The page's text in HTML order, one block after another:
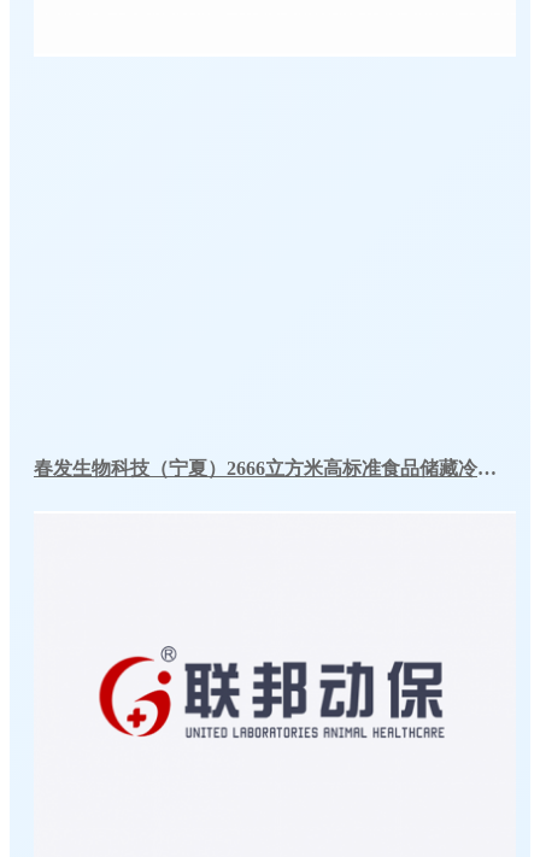
春发生物科技（宁夏）2666立方米高标准食品储藏冷库工程案例